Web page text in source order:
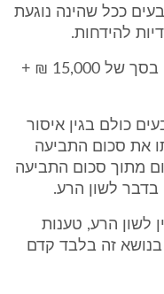
ככל שהינה נוגעת
להידחות.
התובעים ישאו בהוצאות הנתבעים בסך של 15,000 ₪ +
כולם בגין איסור
את סכום התביעה
מתוך סכום התביעה
לשון הרע.
לשון הרע, טענות
בנושא זה בלבד קדם